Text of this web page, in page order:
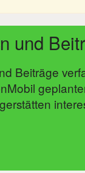
und
Beiträge